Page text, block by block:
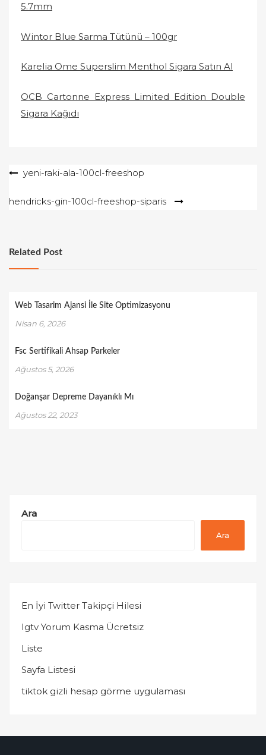
5.7mm
Wintor Blue Sarma Tütünü – 100gr
Karelia Ome Superslim Menthol Sigara Satın Al
OCB Cartonne Express Limited Edition Double
Sigara Kağıdı
Yazıyeni-raki-ala-100cl-freeshop
hendricks-gin-100cl-freeshop-siparis
Related Post
Web Tasarim Ajansi İle Site Optimizasyonu
Nisan 6, 2026
Fsc Sertifikali Ahsap Parkeler
Ağustos 5, 2026
Doğanşar Depreme Dayanıklı Mı
Ağustos 22, 2023
Ara
Ara
En İyi Twitter Takipçi Hilesi
Igtv Yorum Kasma Ücretsiz
Liste
Sayfa Listesi
tiktok gizli hesap görme uygulaması